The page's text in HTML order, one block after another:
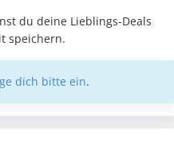
du deine Lieblings-Deals
speichern.
dich bitte ein.